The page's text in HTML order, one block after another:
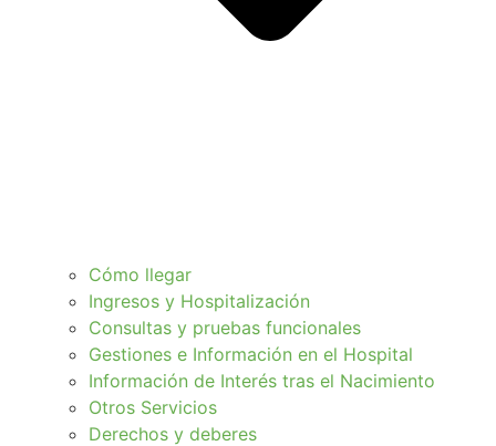
Cómo llegar
Ingresos y Hospitalización
Consultas y pruebas funcionales
Gestiones e Información en el Hospital
Información de Interés tras el Nacimiento
Otros Servicios
Derechos y deberes